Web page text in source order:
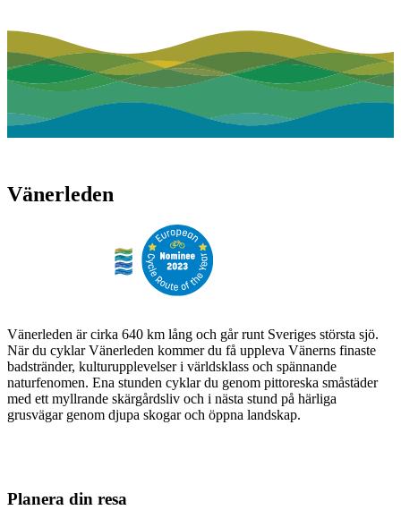
Vänerleden
Vänerleden är cirka 640 km lång och går runt Sveriges största sjö.
När du cyklar Vänerleden kommer du få uppleva Vänerns finaste
badstränder, kulturupplevelser i världsklass och spännande
naturfenomen. Ena stunden cyklar du genom pittoreska småstäder
med ett myllrande skärgårdsliv och i nästa stund på härliga
grusvägar genom djupa skogar och öppna landskap.
Planera din resa